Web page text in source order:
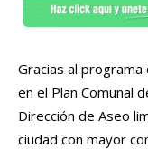
Gracias al
en el Plan Comunal
Dirección de Aseo
ciudad con mayor